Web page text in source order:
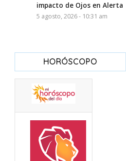
impacto de Ojos en Alerta
5 agosto, 2026 - 10:31 am
HORÓSCOPO